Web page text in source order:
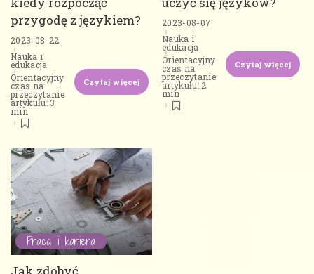
przygodę z językiem?
2023-08-22
Nauka i
edukacja
Orientacyjny
czas na
przeczytanie
artykułu: 3
min
Czytaj więcej
2023-08-07
Nauka i
edukacja
Orientacyjny
czas na
przeczytanie
artykułu: 2
min
Czytaj więcej
Praca i kariera